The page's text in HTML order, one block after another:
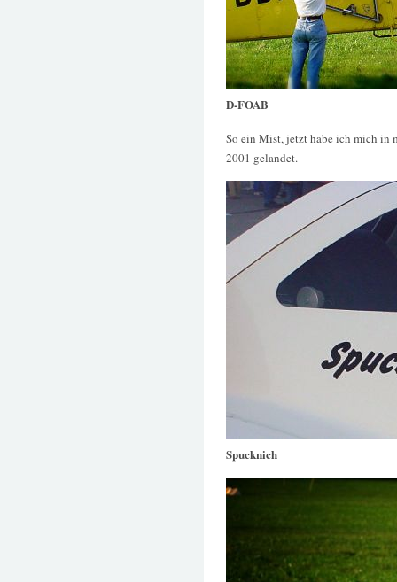
D-FOAB
So ein Mist, jetzt habe ich mich in
2001 gelandet.
Spucknich